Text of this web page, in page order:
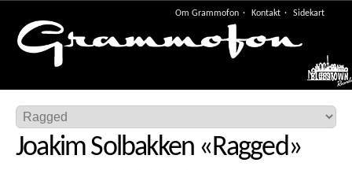
Om Grammofon Kontakt Sidekart
Meny
Joakim Solbakken «Ragged»